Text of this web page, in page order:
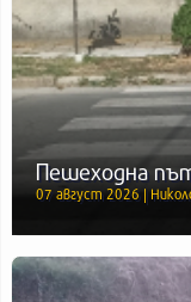
Пешеходна
07 август 2026 |